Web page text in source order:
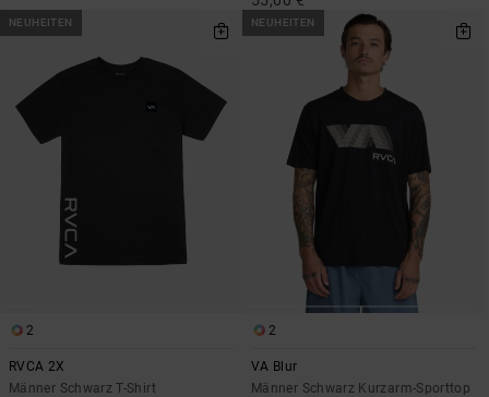
NEUHEITEN
2
RVCA 2X
Männer Schwarz T-Shirt
NEUHEITEN
2
VA Blur
Männer Schwarz Kurzarm-Sporttop